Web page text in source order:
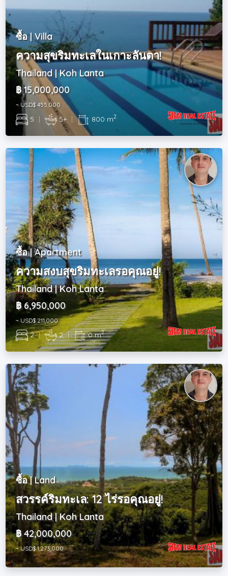
ซื้อ | Villa
ความสุขริมทะเลในเกาะลันตา!
Thailand | Koh Lanta
฿ 15,000,000
~ USD$ 455,000
5 | 5+ | 800 m2
ซื้อ | Apartment
ความสงบสุขริมทะเลรอคุณอยู่!
Thailand | Koh Lanta
฿ 6,950,000
~ USD$ 211,000
2 | 2 | 0 m2
ซื้อ | Land
สวรรค์ริมทะเล: 12 ไร่รอคุณอยู่!
Thailand | Koh Lanta
฿ 42,000,000
~ USD$ 1,273,000